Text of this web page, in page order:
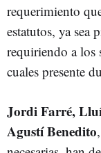
requerimiento
estatutos, ya sea
requiriendo a los
cuales presente
Jordi Farré,
Agustí Benedito